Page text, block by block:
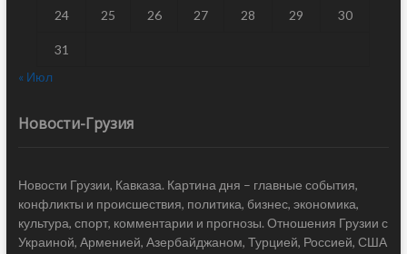
24 25 26 27 28 29 30
31
« Июл
Новости-Грузия
Новости Грузии, Кавказа. Картина дня – главные события,
конфликты и происшествия, политика, бизнес, экономика,
культура, спорт, комментарии и прогнозы. Отношения Грузии с
Украиной, Арменией, Азербайджаном, Турцией, Россией, США